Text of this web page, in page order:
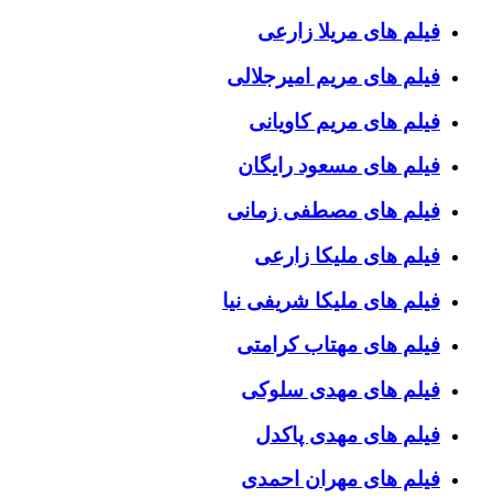
فیلم های مریلا زارعی
فیلم های مریم امیرجلالی
فیلم های مریم کاویانی
فیلم های مسعود رایگان
فیلم های مصطفی زمانی
فیلم های ملیکا زارعی
فیلم های ملیکا شریفی نیا
فیلم های مهتاب کرامتی
فیلم های مهدی سلوکی
فیلم های مهدی پاکدل
فیلم های مهران احمدی